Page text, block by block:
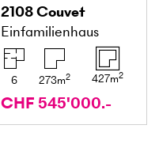
2108Couvet
Einfamilienhaus
6 273m2 427m2
CHF 545'000.-